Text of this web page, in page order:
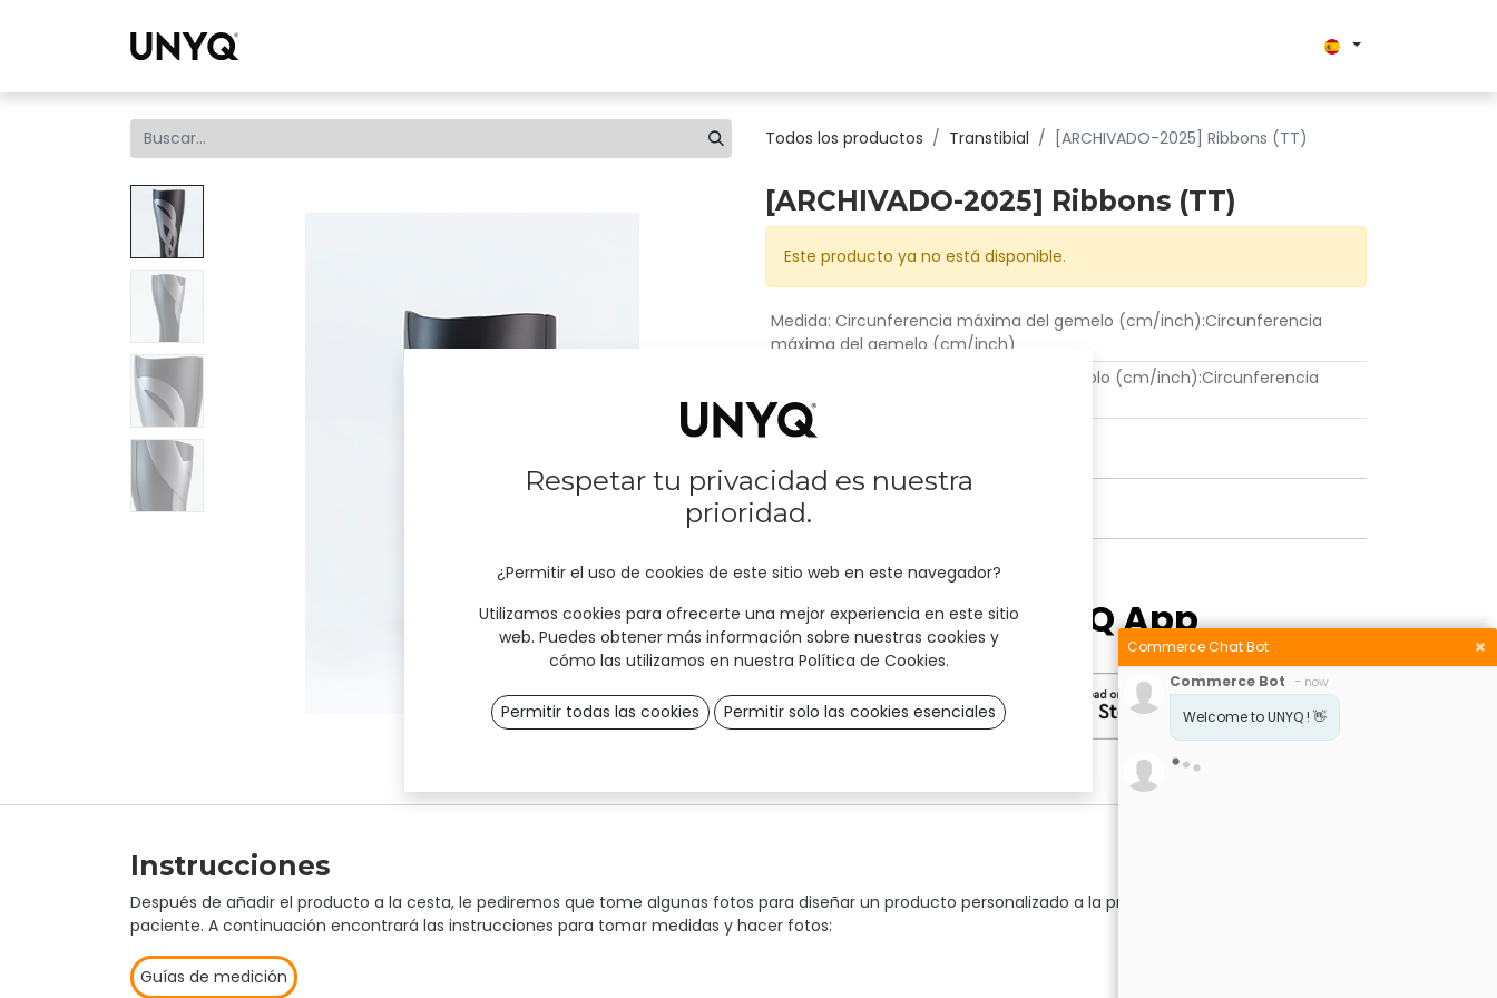
Todos los productos Transtibial [ARCHIVADO-2025] Ribbons (TT)
[ARCHIVADO-2025] Ribbons (TT)
Este producto ya no está disponible.
Medida: Circunferencia máxima del gemelo (cm/inch):Circunferencia
máxima del gemelo (cm/inch)
Medida: Circunferencia mínima en maleolo (cm/inch):Circunferencia
mínima en maleolo (cm/inch)
Delivery Time:
Order via the UNYQ App
Instrucciones
Después de añadir el producto a la cesta, le pediremos que tome algunas fotos para diseñar un producto personalizado a la prótesis y anatomía del
paciente. A continuación encontrará las instrucciones para tomar medidas y hacer fotos:
Guías de medición
Respetar tu privacidad es nuestra
prioridad.
¿Permitir el uso de cookies de este sitio web en este navegador?
Utilizamos cookies para ofrecerte una mejor experiencia en este sitio
web. Puedes obtener más información sobre nuestras cookies y
cómo las utilizamos en nuestra Política de Cookies.
Permitir todas las cookies Permitir solo las cookies esenciales
Commerce Chat Bot
Commerce Bot - now
Welcome to UNYQ ! 👋